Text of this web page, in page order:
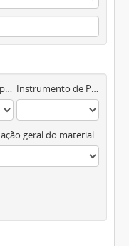
Objeto digital disponível Instrumento de Pesquisa
geral do material